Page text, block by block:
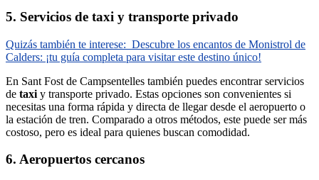
5. Servicios de taxi y transporte privado
Quizás también te interese: Descubre los encantos de Monistrol de
Calders: ¡tu guía completa para visitar este destino único!
En Sant Fost de Campsentelles también puedes encontrar servicios
de taxi y transporte privado. Estas opciones son convenientes si
necesitas una forma rápida y directa de llegar desde el aeropuerto o
la estación de tren. Comparado a otros métodos, este puede ser más
costoso, pero es ideal para quienes buscan comodidad.
6. Aeropuertos cercanos